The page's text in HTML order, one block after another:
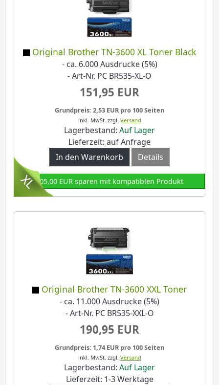
Original Brother TN-3600 XL Toner Black
- ca. 6.000 Ausdrucke (5%)
- Art-Nr. PC BR535-XL-O
151,95 EUR
Grundpreis: 2,53 EUR pro 100 Seiten
inkl. MwSt. zzgl. Versand
Lagerbestand: Auf Lager
Lieferzeit: auf Anfrage
In den Warenkorb
Details
105,00 EUR sparen mit kompatiblen Produkt
Original Brother TN-3600 XXL Toner
- ca. 11.000 Ausdrucke (5%)
- Art-Nr. PC BR535-XXL-O
190,95 EUR
Grundpreis: 1,74 EUR pro 100 Seiten
inkl. MwSt. zzgl. Versand
Lagerbestand: Auf Lager
Lieferzeit: 1-3 Werktage